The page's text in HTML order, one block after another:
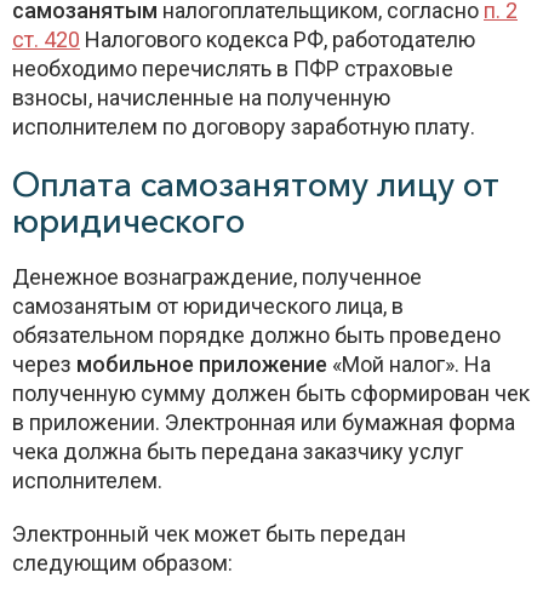
самозанятым налогоплательщиком, согласно п. 2
ст. 420 Налогового кодекса РФ, работодателю
необходимо перечислять в ПФР страховые
взносы, начисленные на полученную
исполнителем по договору заработную плату.
Оплата самозанятому лицу от
юридического
Денежное вознаграждение, полученное
самозанятым от юридического лица, в
обязательном порядке должно быть проведено
через мобильное приложение «Мой налог». На
полученную сумму должен быть сформирован чек
в приложении. Электронная или бумажная форма
чека должна быть передана заказчику услуг
исполнителем.
Электронный чек может быть передан
следующим образом: